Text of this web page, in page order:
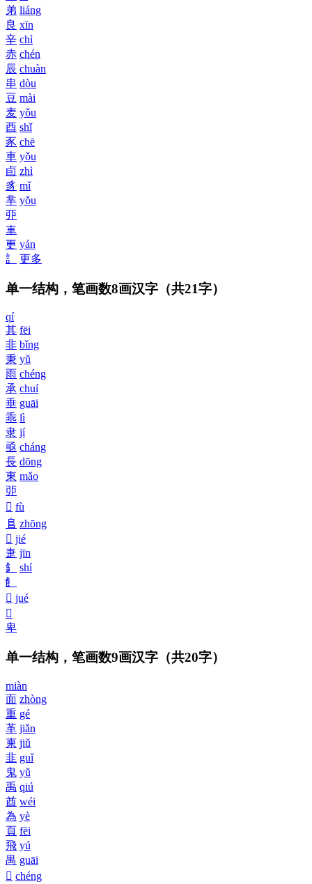
弟 liáng
良 xīn
辛 chì
赤 chén
辰 chuàn
串 dòu
豆 mài
麦 yǒu
酉 shǐ
豕 chē
車 yǒu
卣 zhì
豸 mǐ
芈 yǒu
丣
車
更 yán
訁
更多
单一结构，笔画数8画汉字 （共21字）
qí
其 fēi
非 bǐng
秉 yǔ
雨 chéng
承 chuí
垂 guāi
乖 lì
隶 jí
亟 cháng
長 dōng
東 mǎo
戼
𩇧 fù
𨸏 zhōng
𠁩 jié
疌 jīn
釒
shí
飠
𠰟 jué
𣅲
卑
单一结构，笔画数9画汉字 （共20字）
miàn
面 zhòng
重 gé
革 jiǎn
柬 jiǔ
韭 guǐ
鬼 yǔ
禹 qiú
酋 wéi
為 yè
頁 fēi
飛 yú
禺 guāi
𠁰 chéng